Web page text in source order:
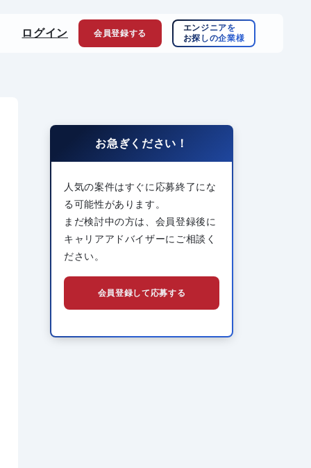
ログイン 会員登録する
エンジニアを
お探しの企業様
お急ぎください！
人気の案件はすぐに応募終了にな
る可能性があります。
まだ検討中の方は、会員登録後に
キャリアアドバイザーにご相談く
ださい。
会員登録して応募する